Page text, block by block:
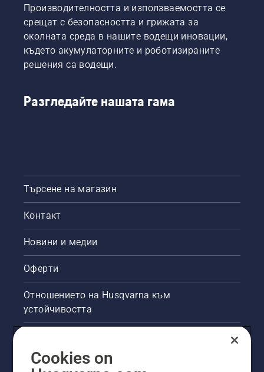
Производителността и използваемостта се
срещат с безопасността и грижата за
околната среда в нашите водещи иновации,
където акумулаторните и роботизираните
решения са водещи.
Разгледайте нашата гама
Търсене на магазин
Контакт
Новини и медии
Оферти
Отношението на Husqvarna към
устойчивостта
Други сайтове на Husqvarna
Cookies on